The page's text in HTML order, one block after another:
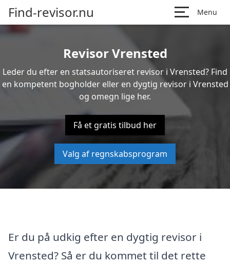
Find-revisor.nu Menu
Revisor Vrensted
Leder du efter en statsautoriseret revisor i Vrensted? Find
en kompetent bogholder eller en dygtig revisor i Vrensted
og omegn lige her.
Få et gratis tilbud her
Valg af regnskabsprogram
Er du på udkig efter en dygtig revisor i
Vrensted? Så er du kommet til det rette